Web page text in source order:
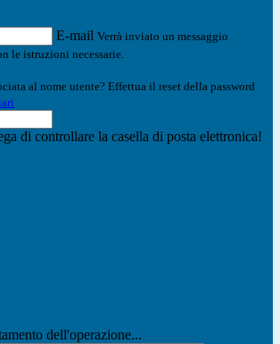
E-mail Verrà inviato un messaggio
le istruzioni necessarie.
al nome utente? Effettua il reset della password
di controllare la casella di posta elettronica!
dell'operazione...